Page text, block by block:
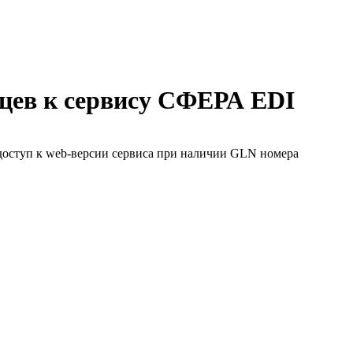
к сервису СФЕРА EDI
к web-версии сервиса при наличии GLN номера